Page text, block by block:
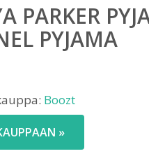
PARKER
PYJAMA
Boozt
»